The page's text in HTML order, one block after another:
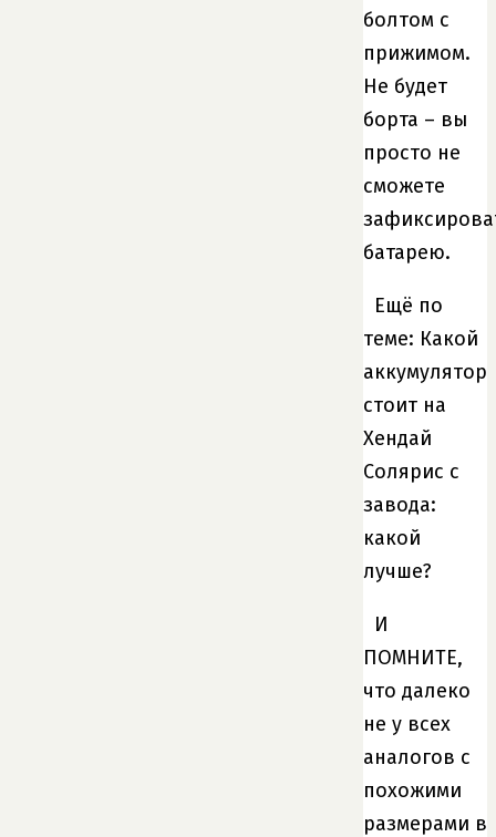
болтом с
прижимом.
Не будет
борта – вы
просто не
сможете
батарею.
Ещё по
теме: Какой
аккумулятор
стоит на
Хендай
Солярис с
завода:
какой
лучше?
И
ПОМНИТЕ,
что далеко
не у всех
аналогов с
похожими
размерами в